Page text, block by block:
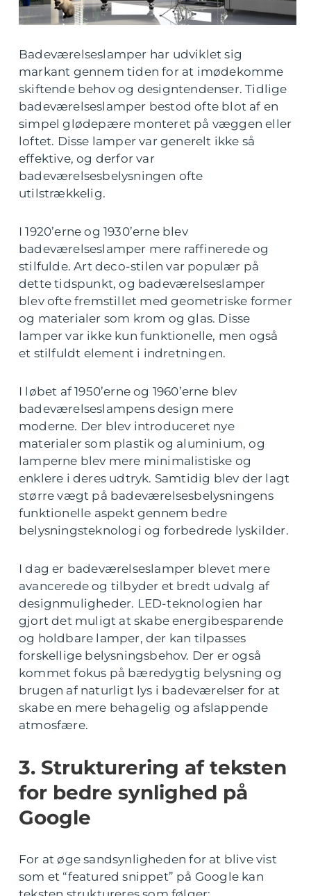
Badeværelseslamper har udviklet sig
markant gennem tiden for at imødekomme
skiftende behov og designtendenser. Tidlige
badeværelseslamper bestod ofte blot af en
simpel glødepære monteret på væggen eller
loftet. Disse lamper var generelt ikke så
effektive, og derfor var
badeværelsesbelysningen ofte
utilstrækkelig.
I 1920’erne og 1930’erne blev
badeværelseslamper mere raffinerede og
stilfulde. Art deco-stilen var populær på
dette tidspunkt, og badeværelseslamper
blev ofte fremstillet med geometriske former
og materialer som krom og glas. Disse
lamper var ikke kun funktionelle, men også
et stilfuldt element i indretningen.
I løbet af 1950’erne og 1960’erne blev
badeværelseslampens design mere
moderne. Der blev introduceret nye
materialer som plastik og aluminium, og
lamperne blev mere minimalistiske og
enklere i deres udtryk. Samtidig blev der lagt
større vægt på badeværelsesbelysningens
funktionelle aspekt gennem bedre
belysningsteknologi og forbedrede lyskilder.
I dag er badeværelseslamper blevet mere
avancerede og tilbyder et bredt udvalg af
designmuligheder. LED-teknologien har
gjort det muligt at skabe energibesparende
og holdbare lamper, der kan tilpasses
forskellige belysningsbehov. Der er også
kommet fokus på bæredygtig belysning og
brugen af naturligt lys i badeværelser for at
skabe en mere behagelig og afslappende
atmosfære.
3. Strukturering af teksten
for bedre synlighed på
Google
For at øge sandsynligheden for at blive vist
som et “featured snippet” på Google kan